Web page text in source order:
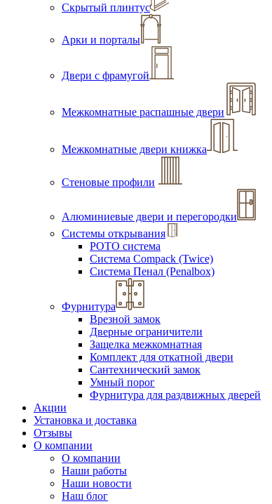
Скрытый плинтус
Арки и порталы
Двери с фрамугой
Межкомнатные распашные двери
Межкомнатные двери книжка
Стеновые профили
Алюминиевые двери и перегородки
Системы открывания
РОТО система
Система Compack (Twice)
Система Пенал (Penalbox)
Фурнитура
Врезной замок
Дверные ограничители
Защелка межкомнатная
Комплект для откатной двери
Сантехнический замок
Умный порог
Фурнитура для раздвижных дверей
Акции
Установка и доставка
Отзывы
О компании
О компании
Наши работы
Наши новости
Наш блог